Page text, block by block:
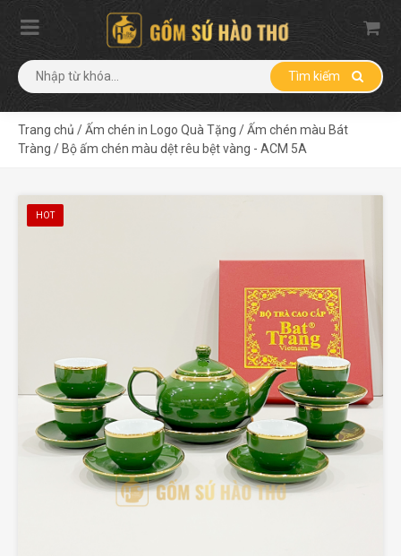
Tìm kiếm
Trang chủ /Ấm chén in Logo Quà Tặng /Ấm chén màu Bát
Tràng / Bộ ấm chén màu dệt rêu bệt vàng - ACM 5A
HOT